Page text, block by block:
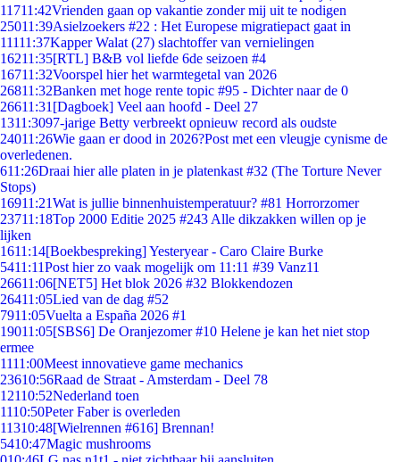
11711:42Vrienden gaan op vakantie zonder mij uit te nodigen
25011:39Asielzoekers #22 : Het Europese migratiepact gaat in
11111:37Kapper Walat (27) slachtoffer van vernielingen
16211:35[RTL] B&B vol liefde 6de seizoen #4
16711:32Voorspel hier het warmtegetal van 2026
26811:32Banken met hoge rente topic #95 - Dichter naar de 0
26611:31 [Dagboek] Veel aan hoofd - Deel 27
1311:3097-jarige Betty verbreekt opnieuw record als oudste
24011:26Wie gaan er dood in 2026?Post met een vleugje cynisme de
overledenen.
611:26Draai hier alle platen in je platenkast #32 (The Torture Never
Stops)
16911:21Wat is jullie binnenhuistemperatuur? #81 Horrorzomer
23711:18Top 2000 Editie 2025 #243 Alle dikzakken willen op je
lijken
1611:14[Boekbespreking] Yesteryear - Caro Claire Burke
5411:11Post hier zo vaak mogelijk om 11:11 #39 Vanz11
26611:06[NET5] Het blok 2026 #32 Blokkendozen
26411:05Lied van de dag #52
7911:05Vuelta a España 2026 #1
19011:05[SBS6] De Oranjezomer #10 Helene je kan het niet stop
ermee
1111:00Meest innovatieve game mechanics
23610:56Raad de Straat - Amsterdam - Deel 78
12110:52Nederland toen
1110:50Peter Faber is overleden
11310:48[Wielrennen #616] Brennan!
5410:47Magic mushrooms